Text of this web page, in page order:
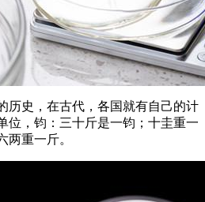
历史，在古代，各国就有自己的计
位，钧：三十斤是一钧；十圭重一
两重一斤。